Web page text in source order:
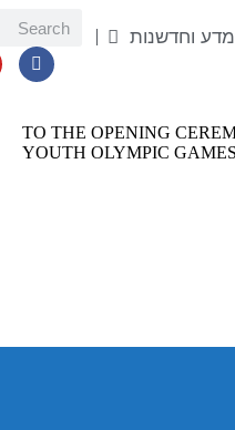
מדע וחדשנות